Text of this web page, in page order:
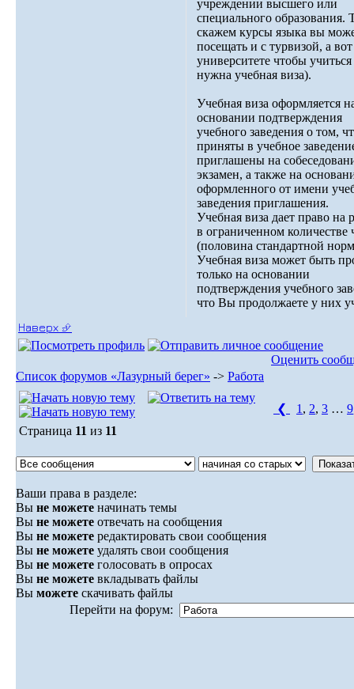
учреждении высшего или
специального образования.
скажем курсы языка вы
посещать и с турвизой, а
университете чтобы
нужна учебная виза).
Учебная виза оформляется
основании подтверждения
учебного заведения о том,
приняты в учебное
приглашены на
экзамен, а также на
оформленного от имени
заведения приглашения.
Учебная виза дает право на
в ограниченном количестве
(половина стандартной
Учебная виза может быть
только на основании
подтверждения учебного
что Вы продолжаете у них
Наверх ⮵
Оценить
Список форумов «Лазурный берег» -> Работа
❮ 1 , 2, 3 … 9
Страница 11 из 11
Ваши права в разделе:
Вы не можете начинать темы
Вы не можете отвечать на сообщения
Вы не можете редактировать свои сообщения
Вы не можете удалять свои сообщения
Вы не можете голосовать в опросах
Вы не можете вкладывать файлы
Вы можете скачивать файлы
Перейти на форум: